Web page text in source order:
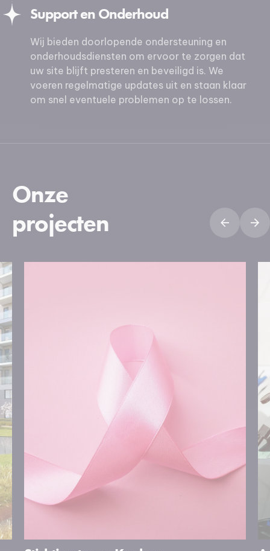
Support en Onderhoud
Wij bieden doorlopende ondersteuning en
onderhoudsdiensten om ervoor te zorgen dat
uw site blijft presteren en beveiligd is. We
voeren regelmatige updates uit en staan klaar
om snel eventuele problemen op te lossen.
Onze
projecten